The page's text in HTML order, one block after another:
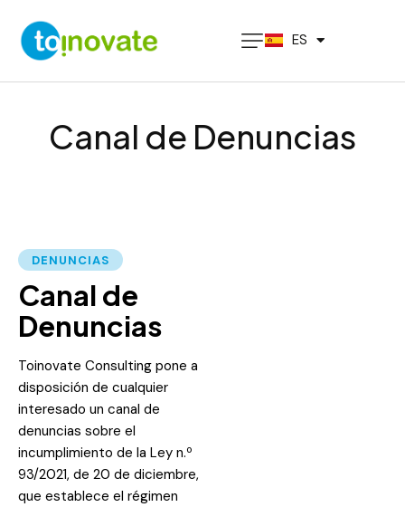
ES
EN
Canal de Denuncias
DENUNCIAS
Canal de
Denuncias
Toinovate Consulting pone a
disposición de cualquier
interesado un canal de
denuncias sobre el
incumplimiento de la Ley n.º
93/2021, de 20 de diciembre,
que establece el régimen